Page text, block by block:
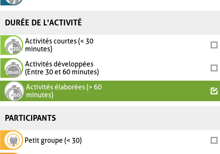
DURÉE DE L'ACTIVITÉ
Activités courtes (< 30
minutes)
Activités développées
(Entre 30 et 60 minutes)
Activités élaborées (> 60
minutes)
PARTICIPANTS
Petit groupe (< 30)